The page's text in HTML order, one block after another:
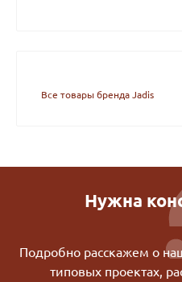
Все товары бренда Jadis
Нужна
Подробно расскажем о
типовых проектах,